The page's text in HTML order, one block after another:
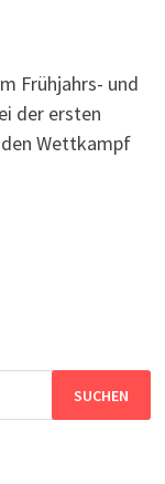
Frühjahrs- und
der ersten
Wettkampf